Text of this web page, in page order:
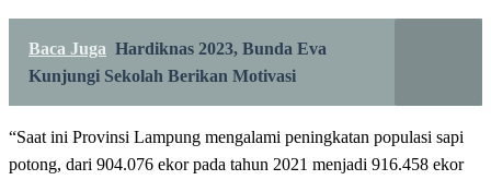
Baca Juga Hardiknas 2023, Bunda Eva
Kunjungi Sekolah Berikan Motivasi
“Saat ini Provinsi Lampung mengalami peningkatan populasi sapi
potong, dari 904.076 ekor pada tahun 2021 menjadi 916.458 ekor